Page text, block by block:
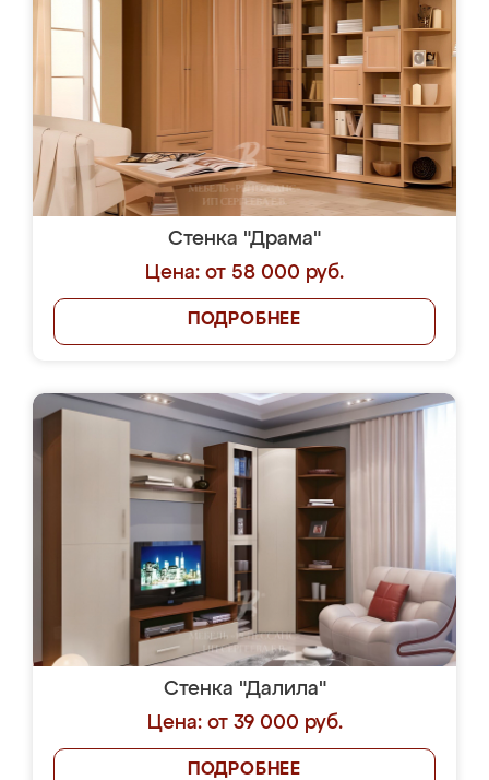
Стенка "Драма"
Цена: от 58 000 руб.
ПОДРОБНЕЕ
Стенка "Далила"
Цена: от 39 000 руб.
ПОДРОБНЕЕ